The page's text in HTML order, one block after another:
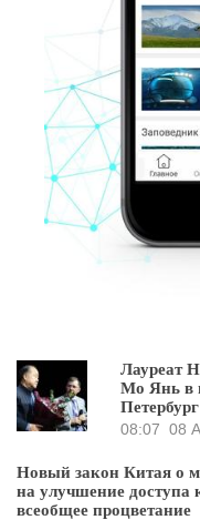
Лауреат
Мо Янь в
Петербург
08:07 08
Новый закон Китая о
на улучшение доступа
всеобщее процветание